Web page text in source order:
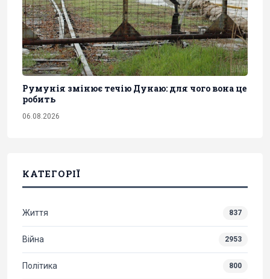
Румунія змінює течію Дунаю: для чого вона це
робить
06.08.2026
КАТЕГОРІЇ
Життя 837
Війна 2953
Політика 800